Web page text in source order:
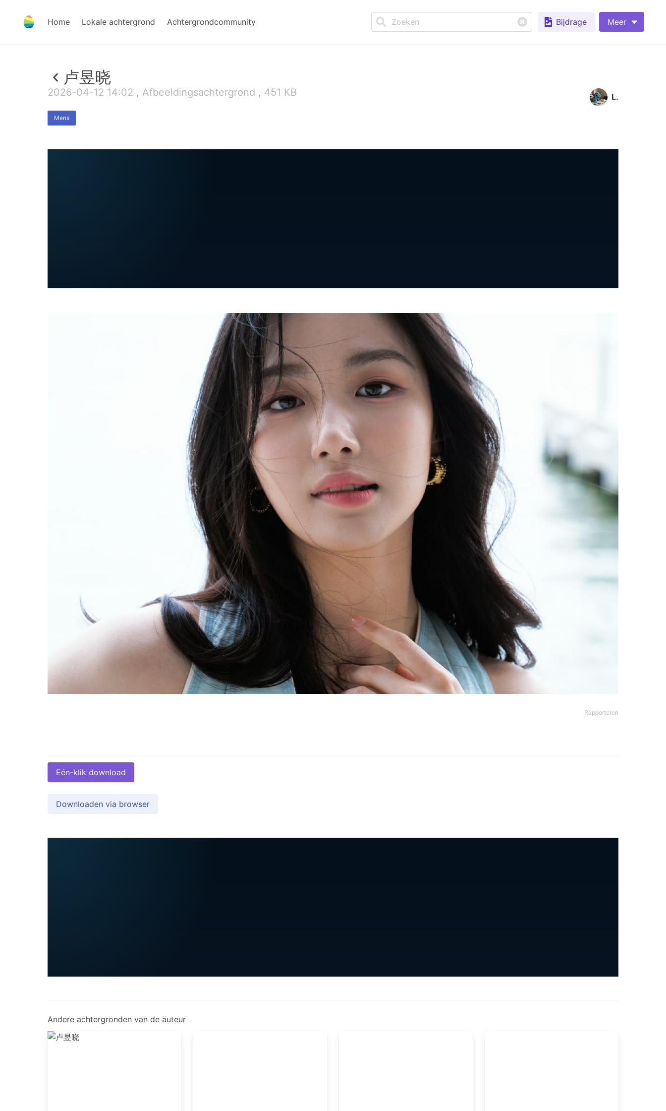
Home Lokale achtergrond Achtergrondcommunity Bijdrage Meer
卢昱晓
2026-04-12 14:02 , Afbeeldingsachtergrond , 451 KB
Mens
L.
Rapporteren
Eén-klik download
Downloaden via browser
Andere achtergronden van de auteur